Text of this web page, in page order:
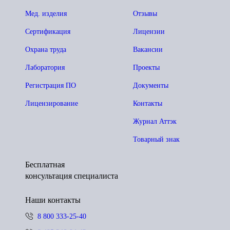
Отзывы
Лицензии
Вакансии
Проекты
Документы
Контакты
Журнал Аттэк
Товарный знак
Мед. изделия
Сертификация
Охрана труда
Лаборатория
Регистрация ПО
Лицензирование
Бесплатная
консультация специалиста
Наши контакты
8 800 333-25-40